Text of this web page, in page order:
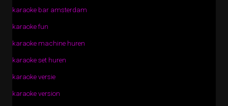
karaoke bar amsterdam
karaoke fun
karaoke machine huren
karaoke set huren
karaoke versie
karaoke version